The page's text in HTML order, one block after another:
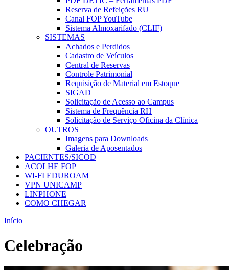
Reserva de Refeições RU
Canal FOP YouTube
Sistema Almoxarifado (CLIF)
SISTEMAS
Achados e Perdidos
Cadastro de Veículos
Central de Reservas
Controle Patrimonial
Requisição de Material em Estoque
SIGAD
Solicitação de Acesso ao Campus
Sistema de Frequência RH
Solicitação de Serviço Oficina da Clínica
OUTROS
Imagens para Downloads
Galeria de Aposentados
PACIENTES/SICOD
ACOLHE FOP
WI-FI EDUROAM
VPN UNICAMP
LINPHONE
COMO CHEGAR
Início
Celebração